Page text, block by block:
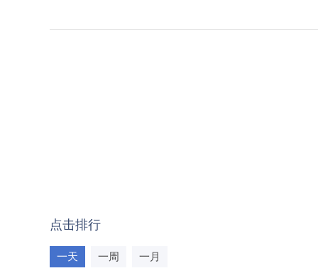
点击排行
一天 一周 一月